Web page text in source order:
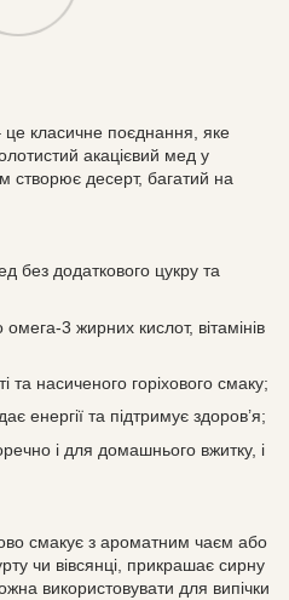
це класичне поєднання, яке
акацієвий мед у
створює десерт, багатий на
без додаткового цукру та
3 жирних кислот, вітамінів
та насиченого горіхового смаку;
енергії та підтримує здоров’я;
і для домашнього вжитку, і
смакує з ароматним чаєм або
чи вівсянці, прикрашає сирну
використовувати для випічки